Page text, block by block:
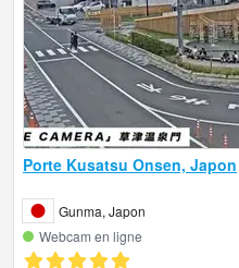
Porte Kusatsu Onsen, Japon
Gunma, Japon
Webcam en ligne